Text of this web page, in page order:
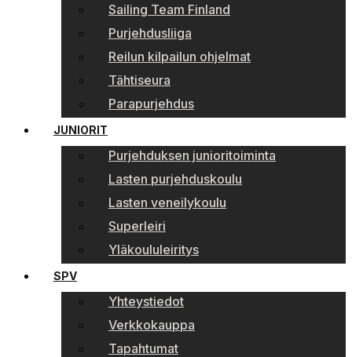
Sailing Team Finland
Purjehdusliiga
Reilun kilpailun ohjelmat
Tähtiseura
Parapurjehdus
JUNIORIT
Purjehduksen junioritoiminta
Lasten purjehduskoulu
Lasten veneilykoulu
Superleiri
Yläkoululeiritys
SPV
Yhteystiedot
Verkkokauppa
Tapahtumat